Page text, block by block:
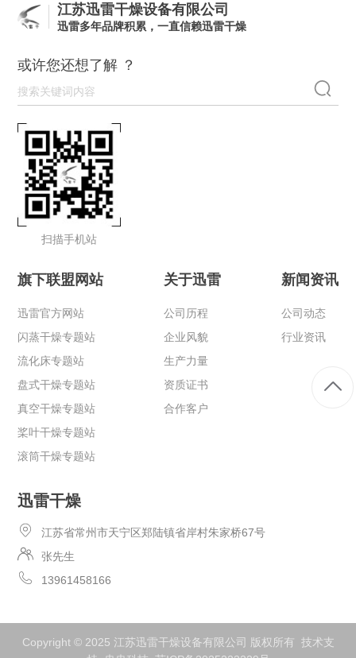
江苏迅雷干燥设备有限公司
迅雷多年品牌积累，一直信赖迅雷干燥
或许您还想了解 ？
扫描手机站
旗下联盟网站
迅雷官方网站
闪蒸干燥专题站
流化床专题站
盘式干燥专题站
真空干燥专题站
桨叶干燥专题站
滚筒干燥专题站
关于迅雷
公司历程
企业风貌
生产力量
资质证书
合作客户
新闻资讯
公司动态
行业资讯
迅雷干燥
江苏省常州市天宁区郑陆镇省岸村朱家桥67号
张先生
13961458166
Copyright © 2025 江苏迅雷干燥设备有限公司 版权所有 技术支